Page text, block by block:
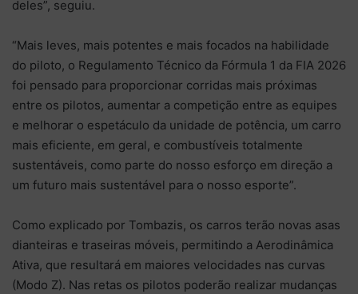
deles”, seguiu.
“Mais leves, mais potentes e mais focados na habilidade
do piloto, o Regulamento Técnico da Fórmula 1 da FIA 2026
foi pensado para proporcionar corridas mais próximas
entre os pilotos, aumentar a competição entre as equipes
e melhorar o espetáculo da unidade de potência, um carro
mais eficiente, em geral, e combustíveis totalmente
sustentáveis, como parte do nosso esforço em direção a
um futuro mais sustentável para o nosso esporte”.
Como explicado por Tombazis, os carros terão novas asas
dianteiras e traseiras móveis, permitindo a Aerodinâmica
Ativa, que resultará em maiores velocidades nas curvas
(Modo Z). Nas retas os pilotos poderão realizar mudanças